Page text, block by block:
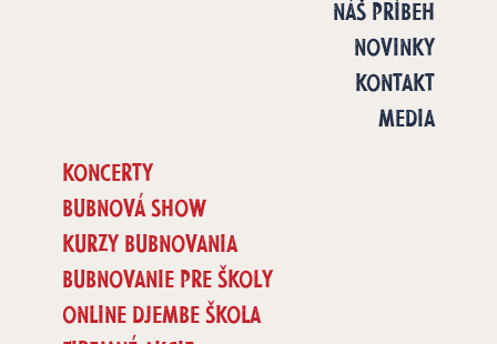
NÁŠ PRÍBEH
NOVINKY
KONTAKT
MEDIA
KONCERTY
BUBNOVÁ SHOW
KURZY BUBNOVANIA
BUBNOVANIE PRE ŠKOLY
ONLINE DJEMBE ŠKOLA